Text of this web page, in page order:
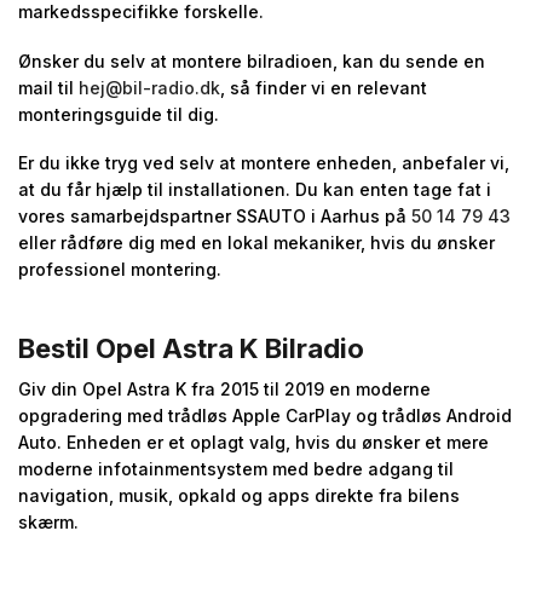
markedsspecifikke forskelle.
Ønsker du selv at montere bilradioen, kan du sende en
mail til hej@bil-radio.dk , så finder vi en relevant
monteringsguide til dig.
Er du ikke tryg ved selv at montere enheden, anbefaler vi,
at du får hjælp til installationen. Du kan enten tage fat i
vores samarbejdspartner SSAUTO i Aarhus på 50 14 79 43
eller rådføre dig med en lokal mekaniker, hvis du ønsker
professionel montering.
Bestil Opel Astra K Bilradio
Giv din Opel Astra K fra 2015 til 2019 en moderne
opgradering med trådløs Apple CarPlay og trådløs Android
Auto. Enheden er et oplagt valg, hvis du ønsker et mere
moderne infotainmentsystem med bedre adgang til
navigation, musik, opkald og apps direkte fra bilens
skærm.